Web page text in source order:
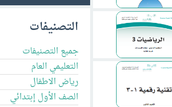
التصنيفات
جميع التصنيفات
التعليمي العام
رياض الاطفال
الصف الأول إبتدائي